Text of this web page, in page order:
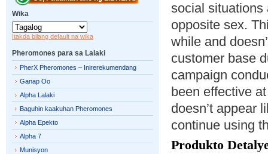
social situations
opposite sex.
while and
customer base
campaign
been effective
doesn’t appear
continue using
Produkto
Wika
Itakda bilang default na wika
Pheromones para sa Lalaki
PherX Pheromones – Inirerekumendang
Ganap Oo
Alpha Lalaki
Baguhin kaakuhan Pheromones
Alpha Epekto
Alpha 7
Munisyon